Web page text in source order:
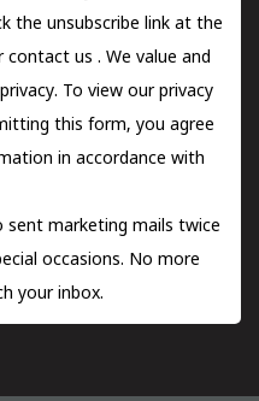
the unsubscribe link at the
contact us . We value and
To view our privacy
this form, you agree
in accordance with
sent marketing mails twice
occasions. No more
your inbox.